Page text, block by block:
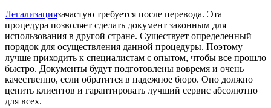
Легализациязачастую требуется после перевода. Эта
процедура позволяет сделать документ законным для
использования в другой стране. Существует определенный
порядок для осуществления данной процедуры. Поэтому
лучше приходить к специалистам с опытом, чтобы все прошло
быстро. Документы будут подготовлены вовремя и очень
качественно, если обратится в надежное бюро. Оно должно
ценить клиентов и гарантировать лучший сервис абсолютно
для всех.